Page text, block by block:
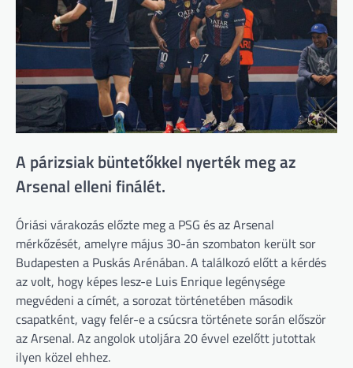
A párizsiak büntetőkkel nyerték meg az
Arsenal elleni finálét.
Óriási várakozás előzte meg a PSG és az Arsenal
mérkőzését, amelyre május 30-án szombaton került sor
Budapesten a Puskás Arénában. A találkozó előtt a kérdés
az volt, hogy képes lesz-e Luis Enrique legénysége
megvédeni a címét, a sorozat történetében második
csapatként, vagy felér-e a csúcsra története során először
az Arsenal. Az angolok utoljára 20 évvel ezelőtt jutottak
ilyen közel ehhez.